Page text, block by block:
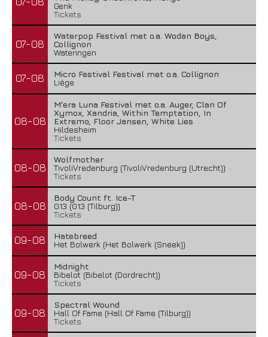
Genk
Tickets
07-08
Waterpop Festival met o.a. Wodan Boys,
Collignon
Wateringen
07-08
Micro Festival Festival met o.a. Collignon
Liège
08-08
M'era Luna Festival met o.a. Auger, Clan Of
Xymox, Xandria, Within Temptation, In
Extremo, Floor Jansen, White Lies
Hildesheim
Tickets
08-08
Wolfmother
TivoliVredenburg (TivoliVredenburg (Utrecht))
Tickets
08-08
Body Count ft. Ice-T
013 (013 (Tilburg))
Tickets
09-08
Hatebreed
Het Bolwerk (Het Bolwerk (Sneek))
09-08
Midnight
Bibelot (Bibelot (Dordrecht))
Tickets
09-08
Spectral Wound
Hall Of Fame (Hall Of Fame (Tilburg))
Tickets